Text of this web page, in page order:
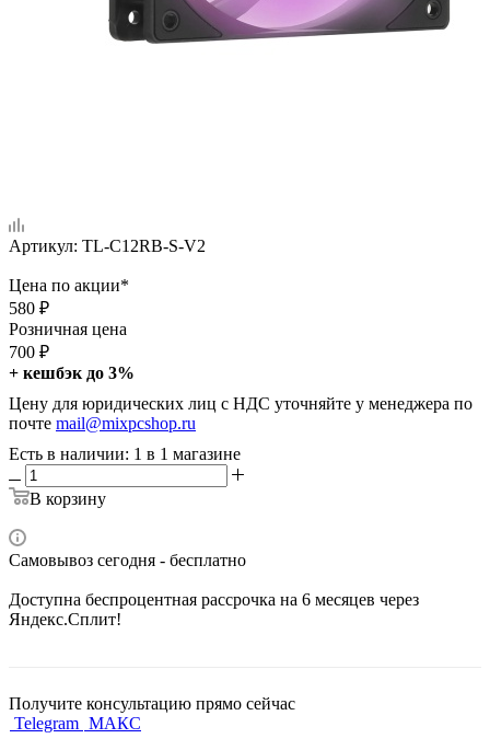
Артикул: TL-C12RB-S-V2
Цена по акции*
580 ₽
Розничная цена
700 ₽
+ кешбэк до 3%
Цену для юридических лиц с НДС уточняйте у менеджера по
почте mail@mixpcshop.ru
Есть в наличии: 1 в 1 магазине
В корзину
Самовывоз сегодня - бесплатно
Доступна беспроцентная рассрочка на 6 месяцев через
Яндекс.Сплит!
Получите консультацию прямо сейчас
Telegram МАКС